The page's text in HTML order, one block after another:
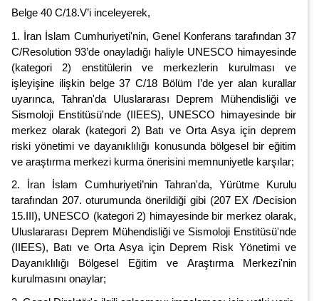
Belge 40 C/18.V’i inceleyerek,
1. İran İslam Cumhuriyeti'nin, Genel Konferans tarafından 37
C/Resolution 93’de onayladığı haliyle UNESCO himayesinde
(kategori 2) enstitülerin ve merkezlerin kurulması ve
işleyişine ilişkin belge 37 C/18 Bölüm I’de yer alan kurallar
uyarınca, Tahran'da Uluslararası Deprem Mühendisliği ve
Sismoloji Enstitüsü'nde (IIEES), UNESCO himayesinde bir
merkez olarak (kategori 2) Batı ve Orta Asya için deprem
riski yönetimi ve dayanıklılığı konusunda bölgesel bir eğitim
ve araştırma merkezi kurma önerisini memnuniyetle karşılar;
2. İran İslam Cumhuriyeti’nin Tahran'da, Yürütme Kurulu
tarafından 207. oturumunda önerildiği gibi (207 EX /Decision
15.III), UNESCO (kategori 2) himayesinde bir merkez olarak,
Uluslararası Deprem Mühendisliği ve Sismoloji Enstitüsü'nde
(IIEES), Batı ve Orta Asya için Deprem Risk Yönetimi ve
Dayanıklılığı Bölgesel Eğitim ve Araştırma Merkezi'nin
kurulmasını onaylar;